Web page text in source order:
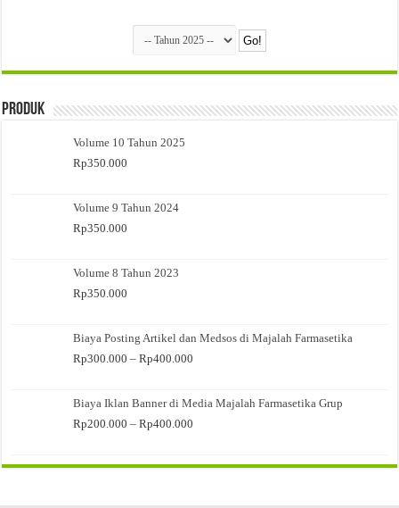
Produk
Volume 10 Tahun 2025
Rp350.000
Volume 9 Tahun 2024
Rp350.000
Volume 8 Tahun 2023
Rp350.000
Biaya Posting Artikel dan Medsos di Majalah Farmasetika
Rp300.000 – Rp400.000
hingga
Biaya Iklan Banner di Media Majalah Farmasetika Grup
Rp200.000 – Rp400.000
hingga